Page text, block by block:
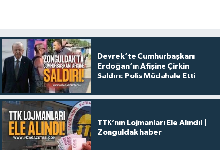
Devrek’te Cumhurbaşkanı
Erdoğan’ın Afişine Çirkin
Saldırı: Polis Müdahale Etti
TTK’nın Lojmanları Ele Alındı! |
Zonguldak haber